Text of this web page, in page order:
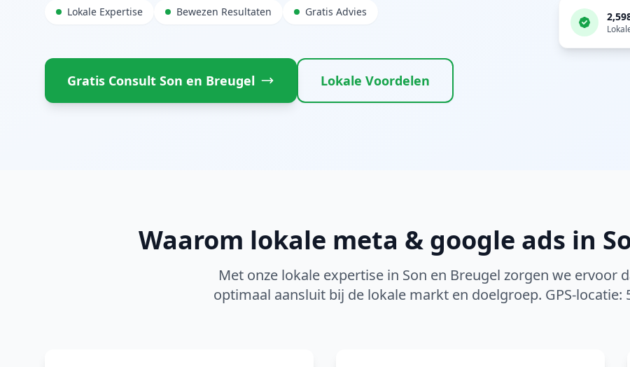
Lokale Expertise Bewezen Resultaten Gratis Advies
Gratis Consult Son en Breugel Lokale Voordelen
Waarom lokale meta & google ads in
Met onze lokale expertise in Son en Breugel zorgen we ervoor
optimaal aansluit bij de lokale markt en doelgroep. GPS-locatie: